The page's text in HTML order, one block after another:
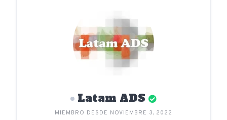
Latam ADS
MIEMBRO DESDE NOVIEMBRE 3, 2022